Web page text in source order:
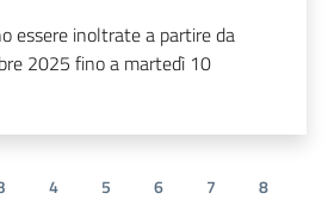
essere inoltrate a partire da
2025 fino a martedì 10
4 5 6 7
8